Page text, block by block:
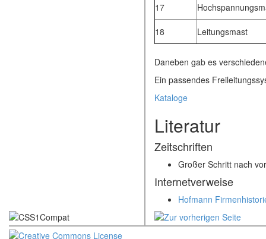
17
18 Leitungsmast
Daneben gab es
Ein passendes
Kataloge
Literatur
Zeitschriften
Großer Schritt nach
Internetverweise
Hofmann